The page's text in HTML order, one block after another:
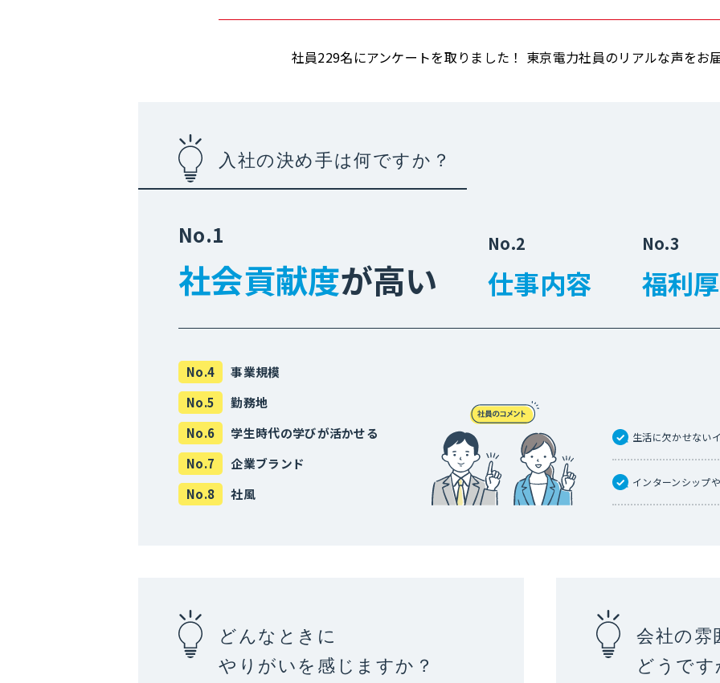
社員229名にアンケートを取りました！ 東京電力社員のリアルな声をお
入社の決め手は何ですか？
No.1
社会貢献度が高い
No.2
仕事内容
No.3
福利
No.4
事業規模
No.5
勤務地
No.6
学生時代の学びが活かせる
No.7
企業ブランド
No.8
社風
生活に欠かせない
インターンシップ
どんなときに
やりがいを感じますか？
会社の雰
どうです